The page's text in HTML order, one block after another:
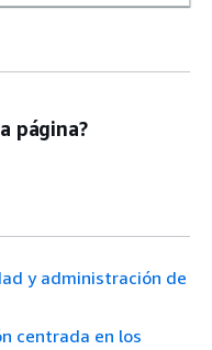
página?
y administración de
centrada en los